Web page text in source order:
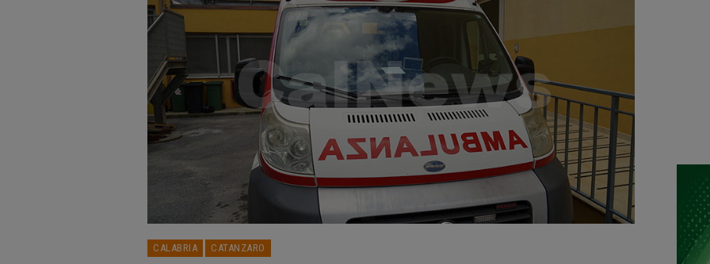
CALABRIA CATANZARO